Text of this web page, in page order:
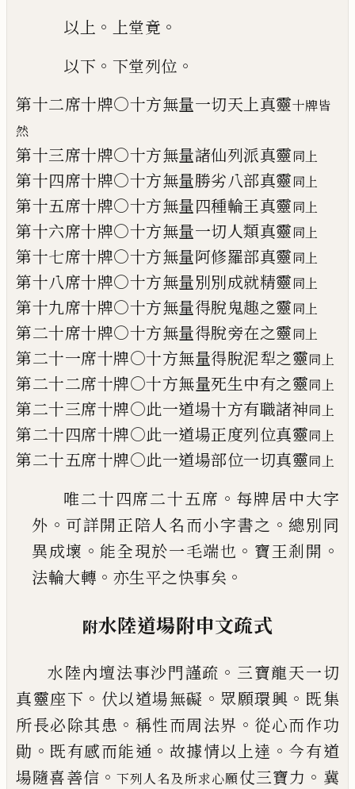
以上 。 上堂竟 。
以下 。 下堂列位 。
第十二席十牌○十方無量一切天上真靈十牌皆
然
第十三席十牌○十方無量諸仙列派真靈同上
第十四席十牌○十方無量勝劣八部真靈同上
第十五席十牌○十方無量四種輪王真靈同上
第十六席十牌○十方無量一切人類真靈同上
第十七席十牌○十方無量阿修羅部真靈同上
第十八席十牌○十方無量別別成就精靈同上
第十九席十牌○十方無量得脫鬼趣之靈同上
第二十席十牌○十方無量得脫旁在之靈同上
第二十一席十牌○十方無量得脫泥犁之靈同上
第二十二席十牌○十方無量死生中有之靈同上
第二十三席十牌○此一道場十方有職諸神同上
第二十四席十牌○此一道場正度列位真靈同上
第二十五席十牌○此一道場部位一切真靈同上
唯二十四席二十五席 。 每牌居中大字
外 。 可詳開正陪人名而小字書之 。 總別同
異成壞 。 能全現於一毛端也 。 寶王剎開 。
法輪大轉 。 亦生平之快事矣 。
附水陸道場附申文疏式
水陸內壇法事沙門謹疏 。 三寶龍天一切
真靈座下 。 伏以道場無礙 。 眾願環興 。 既集
所長必除其患 。 稱性而周法界 。 從心而作功
勛 。 既有感而能通 。 故據情以 上達 。 今有道
場隨喜善信 。下列人名及所求心願仗三寶力 。 冀